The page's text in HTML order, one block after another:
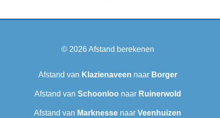
© 2026Afstand berekenen
Afstand van Klazienaveen naar Borger
Afstand van Schoonloo naar Ruinerwold
Afstand van Marknesse naar Veenhuizen